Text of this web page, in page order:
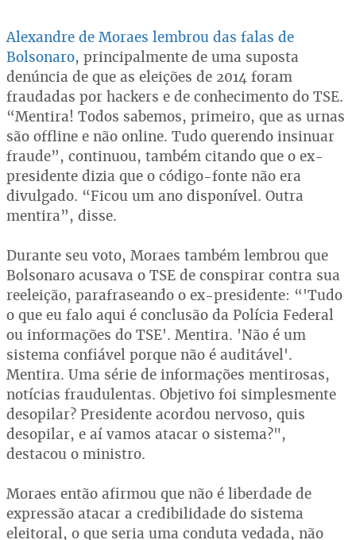
Alexandre de Moraes lembrou das falas de
Bolsonaro, principalmente de uma suposta
denúncia de que as eleições de 2014 foram
fraudadas por hackers e de conhecimento do TSE.
“Mentira! Todos sabemos, primeiro, que as urnas
são offline e não online. Tudo querendo insinuar
fraude”, continuou, também citando que o ex-
presidente dizia que o código-fonte não era
divulgado. “Ficou um ano disponível. Outra
mentira”, disse.
Durante seu voto, Moraes também lembrou que
Bolsonaro acusava o TSE de conspirar contra sua
reeleição, parafraseando o ex-presidente: “'Tudo
o que eu falo aqui é conclusão da Polícia Federal
ou informações do TSE'. Mentira. 'Não é um
sistema confiável porque não é auditável'.
Mentira. Uma série de informações mentirosas,
notícias fraudulentas. Objetivo foi simplesmente
desopilar? Presidente acordou nervoso, quis
desopilar, e aí vamos atacar o sistema?",
destacou o ministro.
Moraes então afirmou que não é liberdade de
expressão atacar a credibilidade do sistema
eleitoral, o que seria uma conduta vedada, não